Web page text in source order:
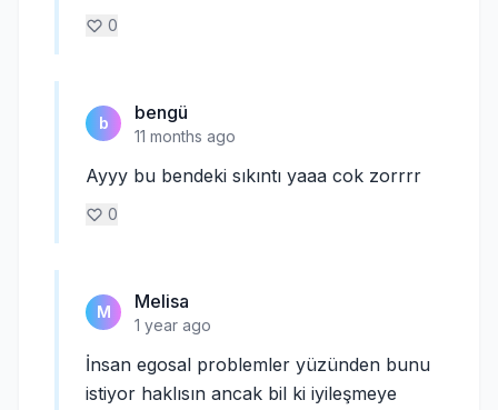
0
b bengü
11 months ago
Ayyy bu bendeki sıkıntı yaaa cok zorrrr
0
M Melisa
1 year ago
İnsan egosal problemler yüzünden bunu
istiyor haklısın ancak bil ki iyileşmeye